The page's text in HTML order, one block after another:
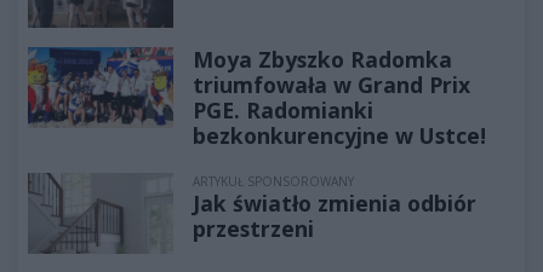
Moya Zbyszko Radomka
triumfowała w Grand Prix
PGE. Radomianki
bezkonkurencyjne w Ustce!
ARTYKUŁ SPONSOROWANY
Jak światło zmienia odbiór
przestrzeni